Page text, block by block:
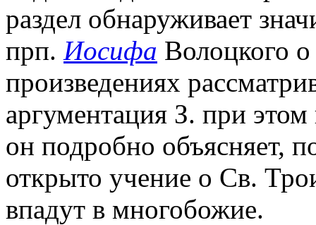
раздел обнаруживает
прп. Иосифа Волоцкого
произведениях
аргументация З. при
он подробно объясняет,
открыто учение о Св.
впадут в многобожие.